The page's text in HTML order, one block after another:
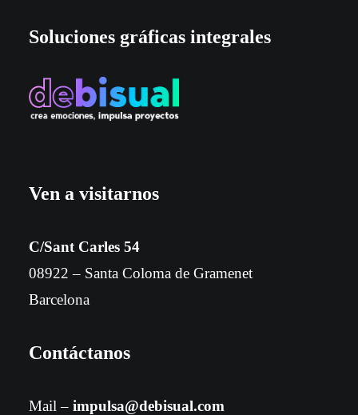
Soluciones gráficas integrales
Ven a visitarnos
C/Sant Carles 54
08922 – Santa Coloma de Gramenet
Barcelona
Contáctanos
Mail – impulsa@debisual.com